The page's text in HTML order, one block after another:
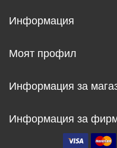
Информация
Моят профил
Информация за
Информация за